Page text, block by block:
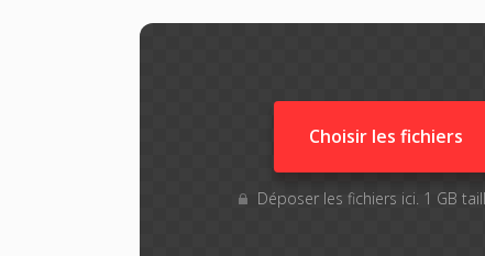
Choisir les fichiers
Déposer les fichiers ici. 1 GB